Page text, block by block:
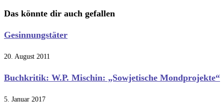
ansehen
Das könnte dir auch gefallen
Gesinnungstäter
20. August 2011
Buchkritik: W.P. Mischin: „Sowjetische Mondprojekte“
5. Januar 2017